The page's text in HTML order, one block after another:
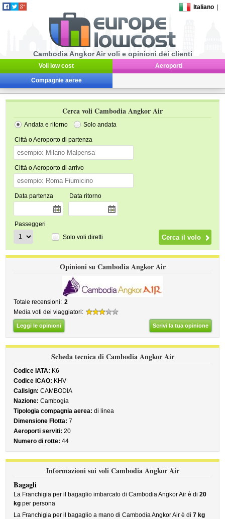
Italiano
Cambodia Angkor Air voli e opinioni dei clienti
Voli low cost Aeroporti
Compagnie aeree
Cerca voli Cambodia Angkor Air
Andata e ritorno Solo andata
Città o Aeroporto di partenza
Città o Aeroporto di arrivo
Data partenza Data ritorno
Passeggeri
Solo voli diretti
Opinioni su Cambodia Angkor Air
Totale recensioni: 2
Media voti dei viaggiatori:
Leggi le opinioni Scrivi la tua opinione
Scheda tecnica di Cambodia Angkor Air
Codice IATA: K6
Codice ICAO: KHV
Callsign: CAMBODIA
Nazione: Cambogia
Tipologia compagnia aerea: di linea
Dimensione Flotta: 7
Aeroporti serviti: 20
Numero di rotte: 44
Informazioni sui voli Cambodia Angkor Air
Bagagli
La Franchigia per il bagaglio imbarcato di Cambodia Angkor Air è di20
kg per persona
La Franchigia per il bagaglio a mano di Cambodia Angkor Air è di7 kg